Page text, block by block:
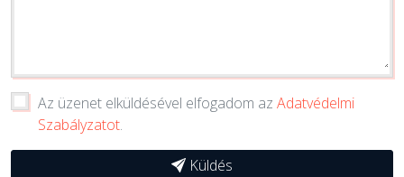
Az üzenet elküldésével elfogadom az Adatvédelmi
Szabályzatot.
Küldés